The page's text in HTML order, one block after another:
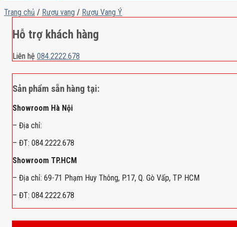
Trang chủ / Rượu vang / Rượu Vang Ý
Hỗ trợ khách hàng
Liên hệ 084.2222.678
Sản phẩm sẵn hàng tại:
Showroom Hà Nội
– Địa chỉ:
– ĐT: 084.2222.678
Showroom TP.HCM
– Địa chỉ: 69-71 Phạm Huy Thông, P.17, Q. Gò Vấp, TP HCM
– ĐT: 084.2222.678